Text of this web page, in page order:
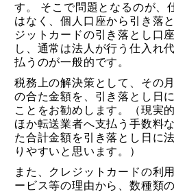
す。 そこで問題となるのが、
はなく、個人口座から引き落
ジットカードの引き落とし口
し、通常は法人が行う仕入れ
払うのが一般的です。
税務上の解決策として、その
の合た金額を、引き落とし日
ことをお勧めします。（現実
ほか転送業者へ支払う手数料
た合計金額を引き落とし日に
りやすいと思います。）
また、クレジットカードの利
ービス等の理由から、数種類